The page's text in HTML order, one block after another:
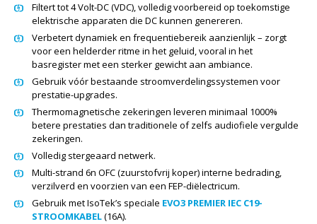
Filtert tot 4 Volt-DC (VDC), volledig voorbereid op toekomstige
elektrische apparaten die DC kunnen genereren.
Verbetert dynamiek en frequentiebereik aanzienlijk – zorgt
voor een helderder ritme in het geluid, vooral in het
basregister met een sterker gewicht aan ambiance.
Gebruik vóór bestaande stroomverdelingssystemen voor
prestatie-upgrades.
Thermomagnetische zekeringen leveren minimaal 1000%
betere prestaties dan traditionele of zelfs audiofiele vergulde
zekeringen.
Volledig stergeaard netwerk.
Multi-strand 6n OFC (zuurstofvrij koper) interne bedrading,
verzilverd en voorzien van een FEP-diëlectricum.
Gebruik met IsoTek’s speciale EVO3 PREMIER IEC C19-
STROOMKABEL(16A).